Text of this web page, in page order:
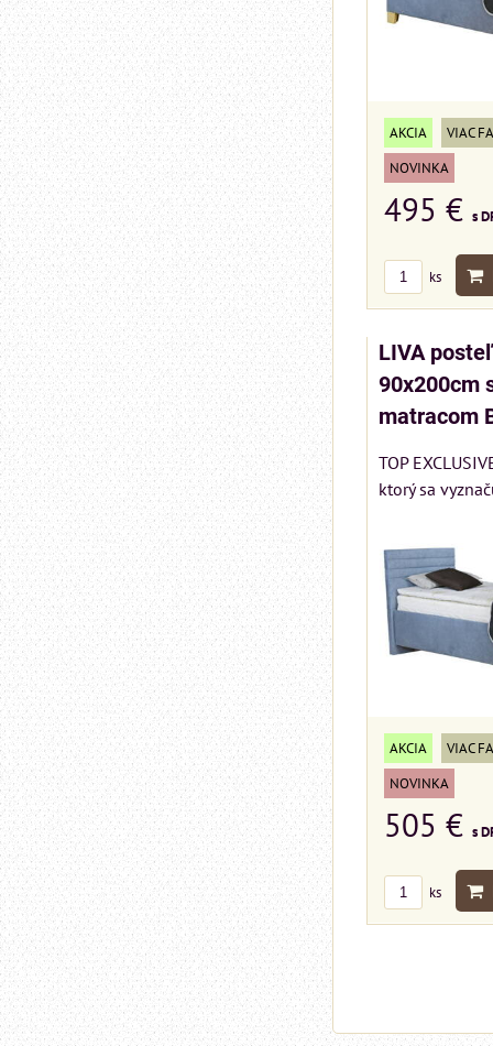
AKCIA
VIAC
NOVINKA
495 € s
ks
LIVA
90x200cm
matracom
TOP
ktorý sa
AKCIA
VIAC
NOVINKA
505 € s
ks